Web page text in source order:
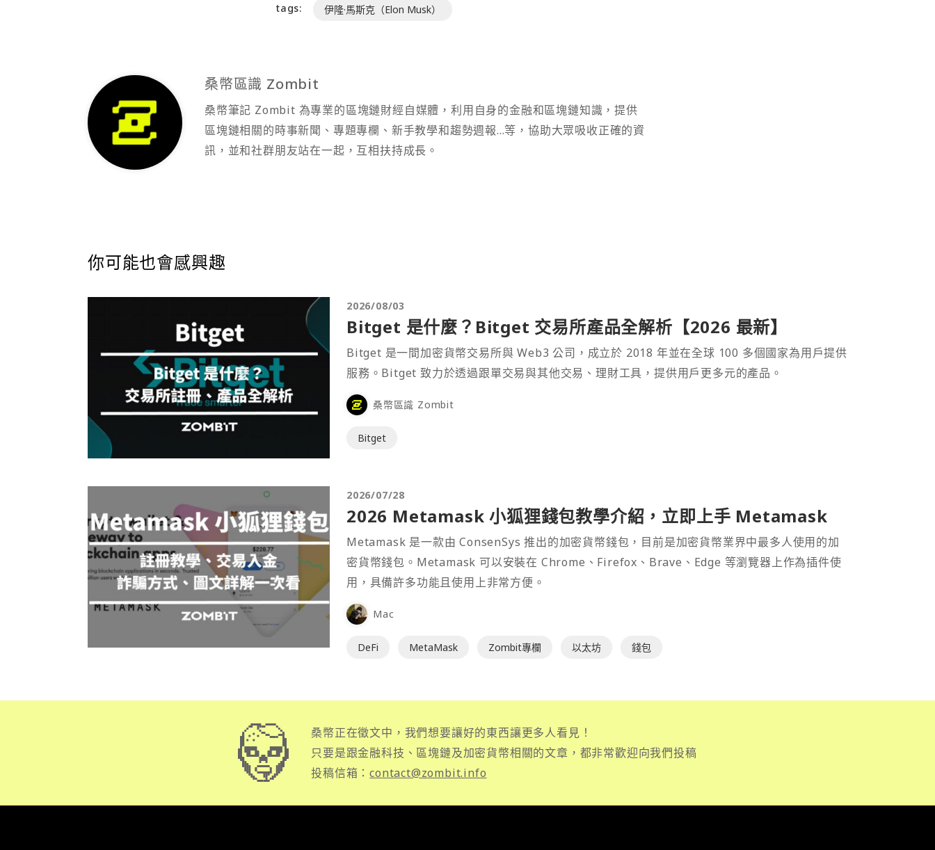
tags: 伊隆·馬斯克（Elon Musk）
桑幣區識 Zombit
桑幣筆記 Zombit 為專業的區塊鏈財經自媒體，利用自身的金融和區塊鏈知識，提供
區塊鏈相關的時事新聞、專題專欄、新手教學和趨勢週報...等，協助大眾吸收正確的資
訊，並和社群朋友站在一起，互相扶持成長。
你可能也會感興趣
2026/08/03
Bitget 是什麼？Bitget 交易所產品全解析【2026 最新】
Bitget 是一間加密貨幣交易所與 Web3 公司，成立於 2018 年並在全球 100 多個國家為用戶提供
服務。Bitget 致力於透過跟單交易與其他交易、理財工具，提供用戶更多元的產品。
桑幣區識 Zombit
Bitget
2026/07/28
2026 Metamask 小狐狸錢包教學介紹，立即上手 Metamask
Metamask 是一款由 ConsenSys 推出的加密貨幣錢包，目前是加密貨幣業界中最多人使用的加
密貨幣錢包。Metamask 可以安裝在 Chrome、Firefox、Brave、Edge 等瀏覽器上作為插件使
用，具備許多功能且使用上非常方便。
Mac
DeFi MetaMask Zombit專欄 以太坊 錢包
桑幣正在徵文中，我們想要讓好的東西讓更多人看見！
只要是跟金融科技、區塊鏈及加密貨幣相關的文章，都非常歡迎向我們投稿
投稿信箱：contact@zombit.info